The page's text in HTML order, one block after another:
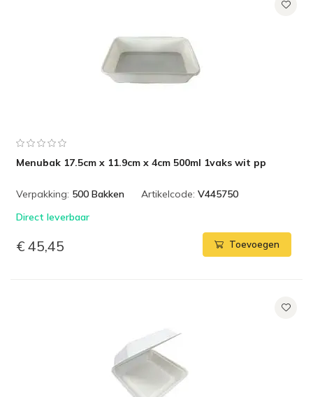
Menubak 17.5cm x 11.9cm x 4cm 500ml 1vaks wit pp
Verpakking: 500 Bakken Artikelcode: V445750
Direct leverbaar
€ 45,45 Toevoegen